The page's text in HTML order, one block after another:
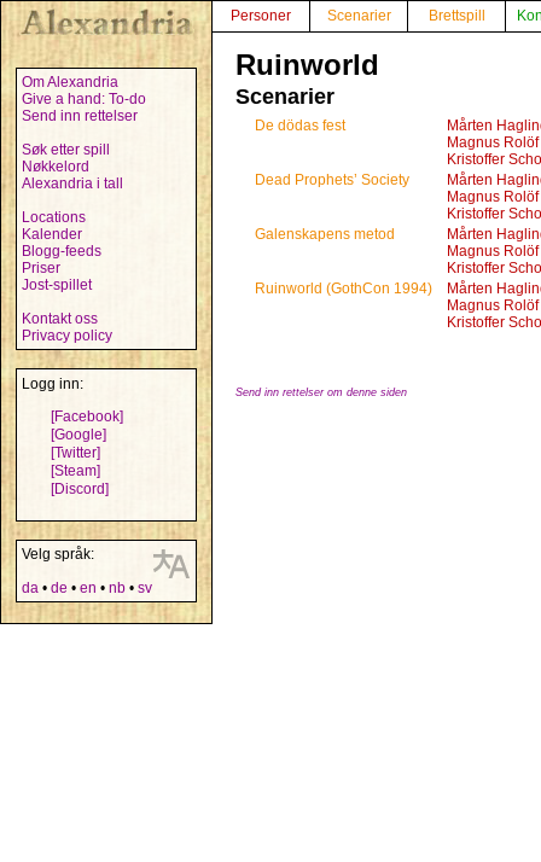
Om Alexandria
Give a hand: To-do
Send inn rettelser
Søk etter spill
Nøkkelord
Alexandria i tall
Locations
Kalender
Blogg-feeds
Priser
Jost-spillet
Kontakt oss
Privacy policy
Logg inn:
[Facebook]
[Google]
[Twitter]
[Steam]
[Discord]
Velg språk:
da • de • en • nb • sv
Personer Scenarier Brettspill
Ruinworld
Scenarier
De dödas fest
Mårten
Magnus Rolöf
Kristoffer
Dead Prophets’ Society
Mårten
Magnus Rolöf
Kristoffer
Galenskapens metod
Mårten
Magnus Rolöf
Kristoffer
Ruinworld (GothCon 1994)
Mårten
Magnus Rolöf
Kristoffer
Send inn rettelser om denne siden